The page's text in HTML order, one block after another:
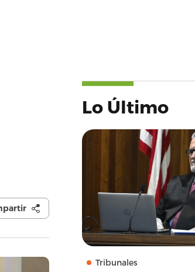
Lo Último
Tribunales